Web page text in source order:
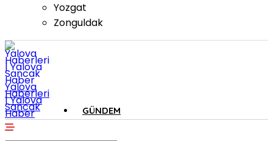
Yozgat
Zonguldak
Yalova
Haberleri
| Yalova
Sancak
Haber GÜNDEM